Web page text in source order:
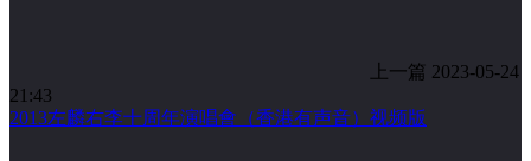
上一篇 2023-05-24
21:43
2013左麟右李十周年演唱會（香港有声音）视频版